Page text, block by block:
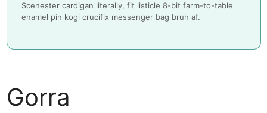
Scenester cardigan literally, fit listicle 8-bit farm-to-table
enamel pin kogi crucifix messenger bag bruh af.
Gorra